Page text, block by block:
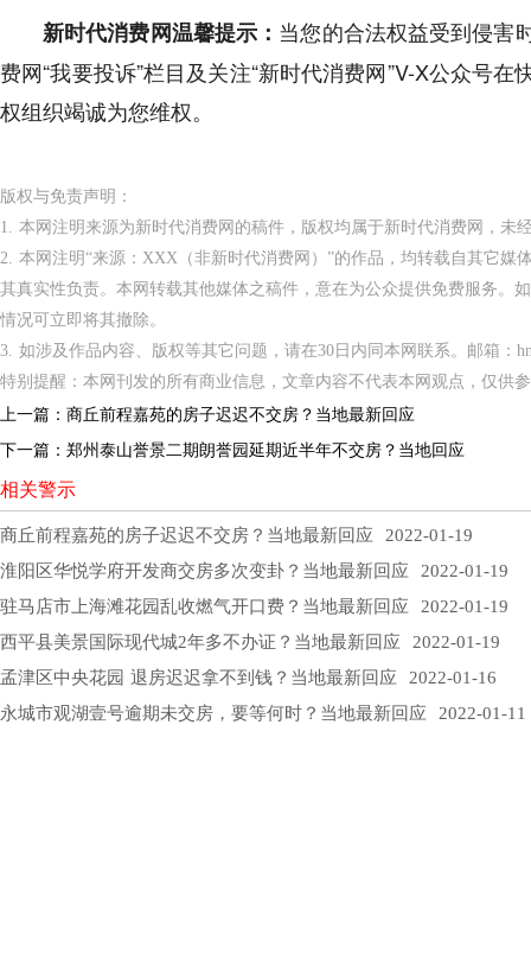
新时代消费网温馨提示： 当您的合法权益受到侵害
费网“我要投诉”栏目及关注“新时代消费网”V-X公众号
权组织竭诚为您维权。
版权与免责声明：
1. 本网注明来源为新时代消费网的稿件，版权均属于新时代消费网，未
2. 本网注明“来源：XXX（非新时代消费网）”的作品，均转载自其它
其真实性负责。本网转载其他媒体之稿件，意在为公众提供免费服务。
情况可立即将其撤除。
3. 如涉及作品内容、版权等其它问题，请在30日内同本网联系。邮箱：
特别提醒：本网刊发的所有商业信息，文章内容不代表本网观点，仅供
上一篇： 商丘前程嘉苑的房子迟迟不交房？当地最新回应
下一篇： 郑州泰山誉景二期朗誉园延期近半年不交房？当地回应
相关警示
商丘前程嘉苑的房子迟迟不交房？当地最新回应 2022-01-19
淮阳区华悦学府开发商交房多次变卦？当地最新回应 2022-01-19
驻马店市上海滩花园乱收燃气开口费？当地最新回应 2022-01-19
西平县美景国际现代城2年多不办证？当地最新回应 2022-01-19
孟津区中央花园 退房迟迟拿不到钱？当地最新回应 2022-01-16
永城市观湖壹号逾期未交房，要等何时？当地最新回应 2022-01-11